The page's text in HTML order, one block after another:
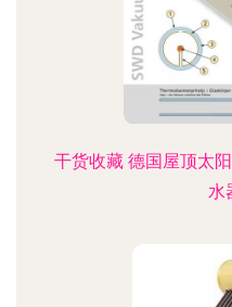
干货收藏 德国屋顶太
水